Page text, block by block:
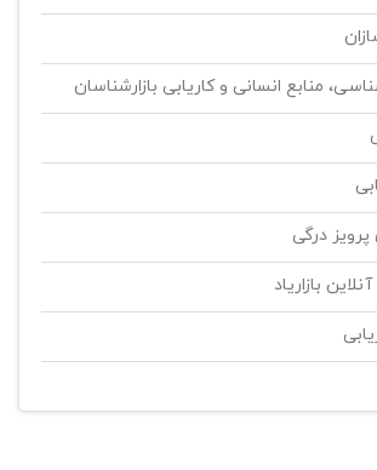
منابع انسانی و کاریابی بازارشناسان
درگی
بازاریاد